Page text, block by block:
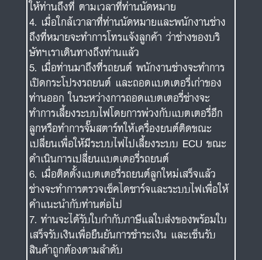
ให้ท่านถึงที่ ตามเวลาที่ท่านนัดหมาย
เมื่อใกล้เวาลาที่ท่านนัดหมายและพนักงานช่าง
ถึงที่หมายจะทำการโทรแจ้งลูกค้า ว่าช่างของบริ
ษัทฯเราเดินทางถึงท่านแล้ว
เมื่อท่านมาถึงที่รถยนต์ พนักงานช่างจะทำการ
เปิดกระโปรงรถยนต์ และถอดแบตเตอรี่เก่าของ
ท่านออก ในระหว่างการถอดแบตเตอรี่ช่างจะ
ทำการเลี้ยงระบบไฟโดยการพ่วงกับแบตเตอรี่อีก
ลูกหรือทำการจั๊มสตาร์ทให้เครื่องยนต์ติดขณะ
เปลี่ยนเพื่อให้มีระบบไฟไปเลี้ยงระบบ ECU ขณะ
ดำเนินการเปลี่ยนแบตเตอรี่รถยนต์
เมื่อติดตั้งแบตเตอรี่รถยนต์ลูกใหม่เสร็จแล้ว
ช่างจะทำการตรวจเช็คไดชาร์จและระบบไฟเพื่อให้
คำแนะนำกับท่านต่อไป
ท่านจะได้รับใบกำกับภาษีแลใบส่งของพร้อมใบ
เสร็จรับเงินเพื่อยืนยันการชำระเงิน และเซ็นรับ
สินค้าถูกต้องตามลำดับ